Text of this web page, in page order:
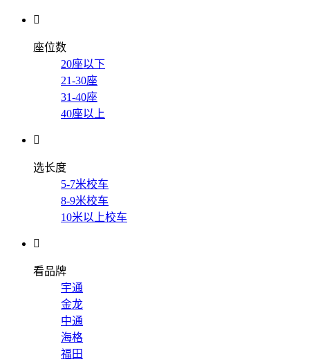

座位数
20座以下
21-30座
31-40座
40座以上

选长度
5-7米校车
8-9米校车
10米以上校车

看品牌
宇通
金龙
中通
海格
福田